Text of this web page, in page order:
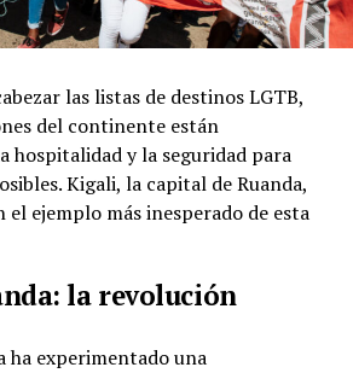
las listas de destinos LGTB,
del continente están
hospitalidad y la seguridad para
Kigali, la capital de Ruanda,
el ejemplo más inesperado de esta
la revolución
ha experimentado una